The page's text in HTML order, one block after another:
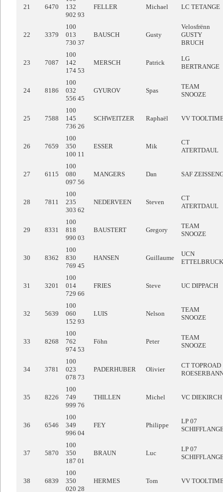
21 6470
132
902 93
FELLER Michael LC TETANGE
22 3379
100
013
730 37
BAUSCH Gusty
Velosfrënn
GUSTY
BRUCH
23 7087
100
142
174 53
MERSCH Patrick
LG
BERTRANGE
24 8186
100
032
556 45
GYUROV Spas
TEAM
SNOOZE
25 7588
100
145
736 26
SCHWEITZER Raphaël VV
26 7659
100
350
100 11
ESSER Mik
CT
ATERTDAUL
27 6115
100
080
097 56
MANGERS Dan SAF
28 7811
100
235
303 62
NEDERVEEN Steven
CT
ATERTDAUL
29 8331
100
818
990 03
BAUSTERT Gregory
TEAM
SNOOZE
30 8362
100
830
769 45
HANSEN Guillaume
UCN
ETTELBRUCK
31 3201
100
014
729 66
FRIES Steve UC DIPPACH
32 5639
100
060
152 93
LUIS Nelson
TEAM
SNOOZE
33 8268
100
762
974 53
Föhn Peter
TEAM
SNOOZE
34 3781
100
023
078 73
PADERHUBER Olivier
CT TOPROAD
35 8226
100
749
999 76
THILLEN Michel VC DIEKIRCH
36 6546
100
349
996 04
FEY Philippe
LP 07
37 5870
100
350
187 01
BRAUN Luc
LP 07
38 6839
100
350
020 28
HERMES Tom VV